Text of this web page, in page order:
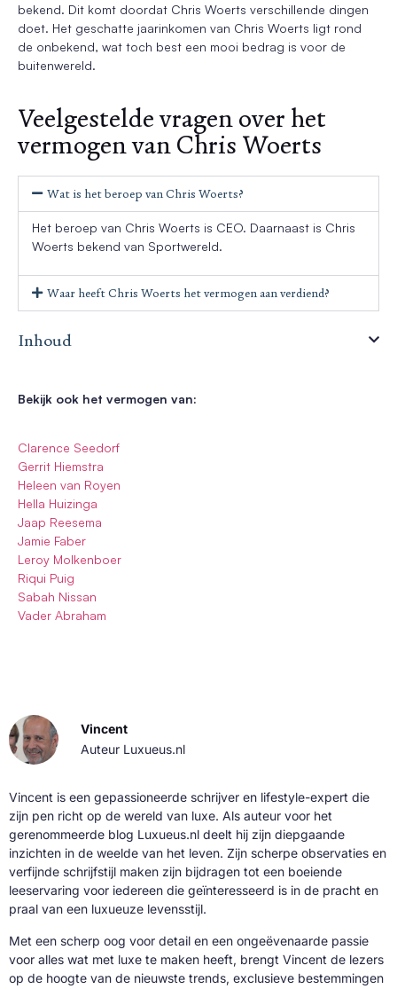
bekend. Dit komt doordat Chris Woerts verschillende dingen
doet. Het geschatte jaarinkomen van Chris Woerts ligt rond
de onbekend, wat toch best een mooi bedrag is voor de
buitenwereld.
Veelgestelde vragen over het
vermogen van Chris Woerts
Wat is het beroep van Chris Woerts?
Het beroep van Chris Woerts is CEO. Daarnaast is Chris
Woerts bekend van Sportwereld.
Waar heeft Chris Woerts het vermogen aan verdiend?
Inhoud
Bekijk ook het vermogen van:
Clarence Seedorf
Gerrit Hiemstra
Heleen van Royen
Hella Huizinga
Jaap Reesema
Jamie Faber
Leroy Molkenboer
Riqui Puig
Sabah Nissan
Vader Abraham
Vincent
Auteur Luxueus.nl
Vincent is een gepassioneerde schrijver en lifestyle-expert die
zijn pen richt op de wereld van luxe. Als auteur voor het
gerenommeerde blog Luxueus.nl deelt hij zijn diepgaande
inzichten in de weelde van het leven. Zijn scherpe observaties en
verfijnde schrijfstijl maken zijn bijdragen tot een boeiende
leeservaring voor iedereen die geïnteresseerd is in de pracht en
praal van een luxueuze levensstijl.
Met een scherp oog voor detail en een ongeëvenaarde passie
voor alles wat met luxe te maken heeft, brengt Vincent de lezers
op de hoogte van de nieuwste trends, exclusieve bestemmingen